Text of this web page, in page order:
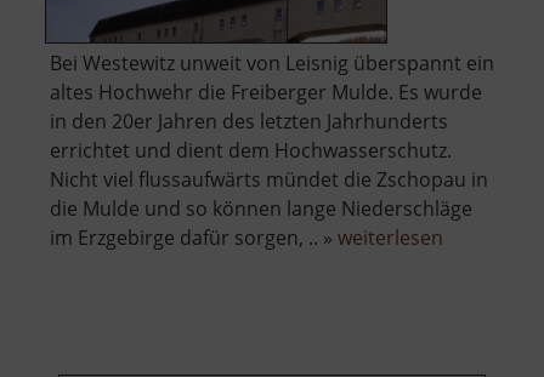
Bei Westewitz unweit von Leisnig überspannt ein
altes Hochwehr die Freiberger Mulde. Es wurde
in den 20er Jahren des letzten Jahrhunderts
errichtet und dient dem Hochwasserschutz.
Nicht viel flussaufwärts mündet die Zschopau in
die Mulde und so können lange Niederschläge
im Erzgebirge dafür sorgen, .. » weiterlesen